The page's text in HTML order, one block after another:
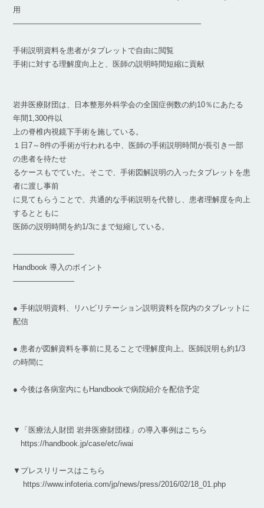
用
————————————————————————–
手術説明資料を患者がタブレットで自由に閲覧
手術に対する理解度向上と、医師の説明時間短縮に貢献
岩井医療財団は、日本整形外科学会の全国症例数の約10％にあたる
年間1,300件以
上の脊椎内視鏡下手術を施している。
１日7～8件の手術が行われる中、医師の手術説明時間が長引き一部
の患者を待たせ
るケースもでていた。そこで、手術図解説明の入ったタブレットを患
者に渡し事前
に見てもらうことで、共通的な手術説明を代替し、患者理解度を向上
するとともに
医師の説明時間を約1/3にまで短縮している。
————————
Handbook 導入のポイント
————————
● 手術説明資料、リハビリテーション説明資料を院内のタブレットに
配信
● 患者が図解資料を事前に見ることで理解度向上。医師説明も約1/3
の時間に
● 今後は各病室内にもHandbookで病院紹介を配信予定
▼「医療法人財団 岩井医療財団様」の導入事例はこちら
https://handbook.jp/case/etc/iwai
▼プレスリリースはこちら
https://www.infoteria.com/jp/news/press/2016/02/18_01.php